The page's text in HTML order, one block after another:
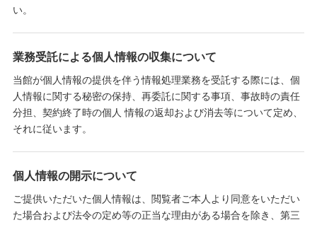
い。
業務受託による個人情報の収集について
当館が個人情報の提供を伴う情報処理業務を受託する際には、個
人情報に関する秘密の保持、再委託に関する事項、事故時の責任
分担、契約終了時の個人 情報の返却および消去等について定め、
それに従います。
個人情報の開示について
ご提供いただいた個人情報は、閲覧者ご本人より同意をいただい
た場合および法令の定め等の正当な理由がある場合を除き、第三